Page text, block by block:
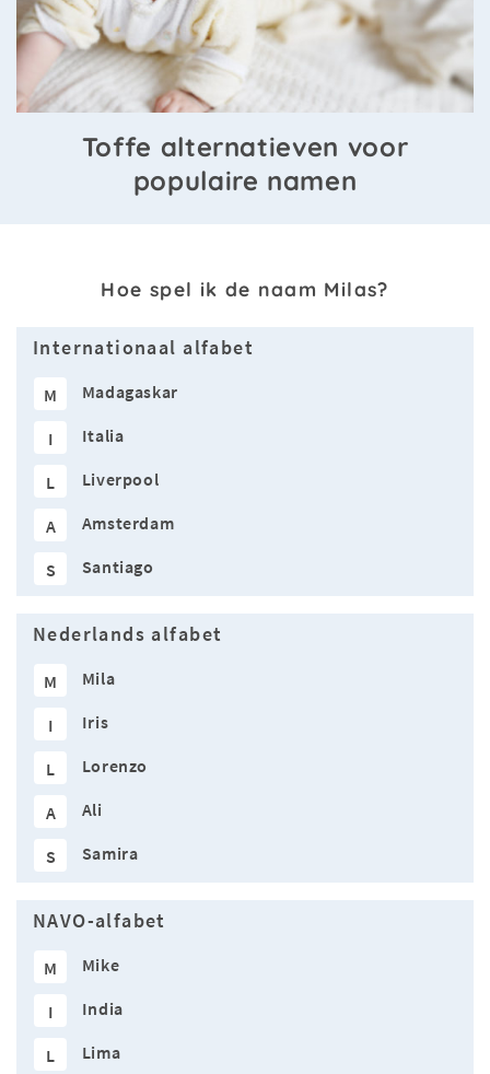
Toffe alternatieven voor
populaire namen
Hoe spel ik de naam Milas?
Internationaal alfabet
M Madagaskar
I Italia
L Liverpool
A Amsterdam
S Santiago
Nederlands alfabet
M Mila
I Iris
L Lorenzo
A Ali
S Samira
NAVO-alfabet
M Mike
I India
L Lima